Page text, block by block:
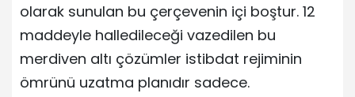
olarak sunulan bu çerçevenin içi boştur. 12
maddeyle halledileceği vazedilen bu
merdiven altı çözümler istibdat rejiminin
ömrünü uzatma planıdır sadece.